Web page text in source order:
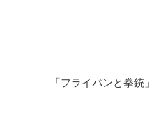
「フライパンと拳銃」